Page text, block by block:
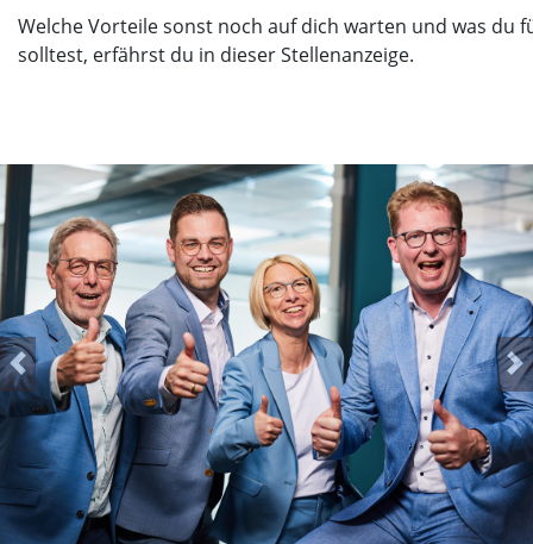
Welche Vorteile sonst noch auf dich warten und was du
solltest, erfährst du in dieser Stellenanzeige.
Previous